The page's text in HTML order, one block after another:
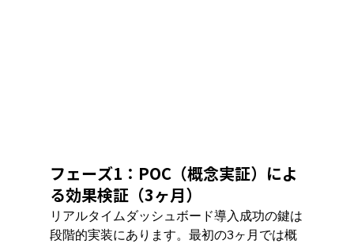
フェーズ1：POC（概念実証）によ
る効果検証（3ヶ月）
リアルタイムダッシュボード導入成功の鍵は
段階的実装にあります。最初の3ヶ月では概